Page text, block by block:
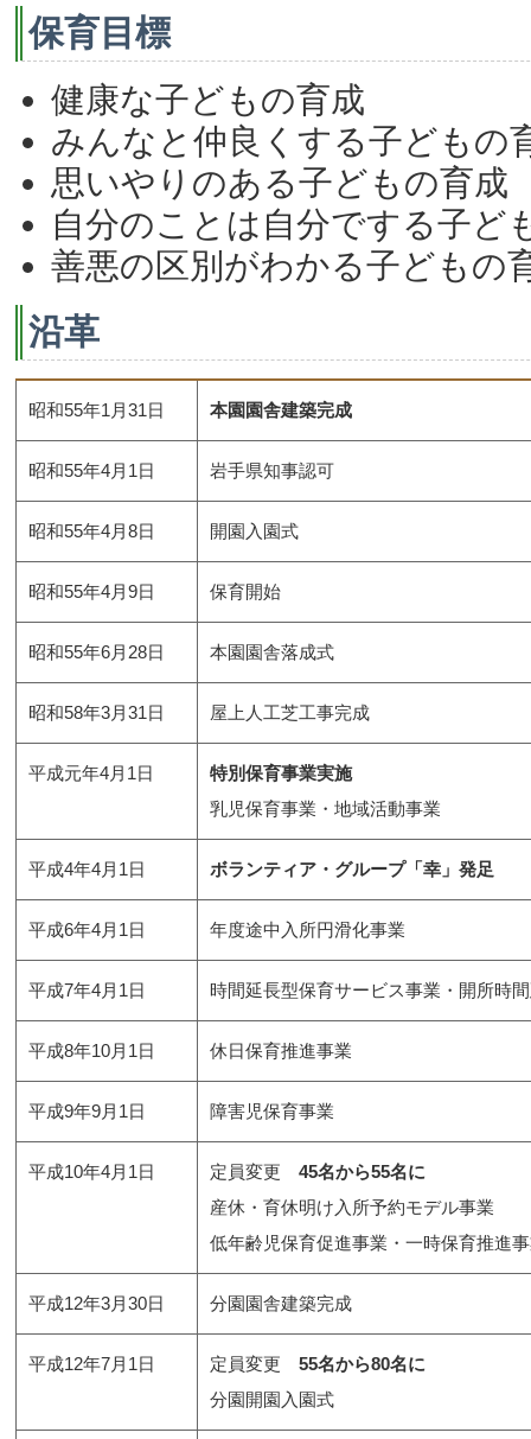
保育目標
健康な子どもの育成
みんなと仲良くする子どもの
思いやりのある子どもの育成
自分のことは自分でする子ど
善悪の区別がわかる子どもの
沿革
昭和55年1月31日 本園園舎建築完成
昭和55年4月1日 岩手県知事認可
昭和55年4月8日 開園入園式
昭和55年4月9日 保育開始
昭和55年6月28日 本園園舎落成式
昭和58年3月31日 屋上人工芝工事完成
平成元年4月1日
特別保育事業実施
乳児保育事業・地域活動事業
平成4年4月1日 ボランティア・グループ「幸」発足
平成6年4月1日 年度途中入所円滑化事業
平成7年4月1日 時間延長型保育サービス事業・開所時
平成8年10月1日 休日保育推進事業
平成9年9月1日 障害児保育事業
平成10年4月1日 定員変更 45名から55名に
産休・育休明け入所予約モデル事業
低年齢児保育促進事業・一時保育推進
平成12年3月30日 分園園舎建築完成
平成12年7月1日 定員変更 55名から80名に
分園開園入園式